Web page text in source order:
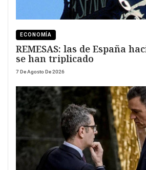
ECONOMÍA
REMESAS: las de España
se han triplicado
7 De Agosto De 2026